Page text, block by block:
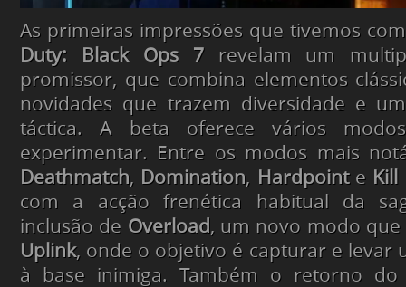
As primeiras impressões que tivemos
Duty: Black Ops 7revelam um
promissor, que combina elementos
novidades que trazem diversidade e
táctica. A beta oferece vários
experimentar. Entre os modos mais
Deathmatch, Domination, Hardpointe
com a acção frenética habitual da
inclusão de Overload, um novo modo que
Uplink, onde o objetivo é capturar e levar
à base inimiga. Também o retorno